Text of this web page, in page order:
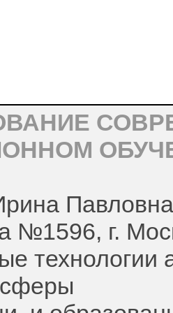
№1596, г.
технологии